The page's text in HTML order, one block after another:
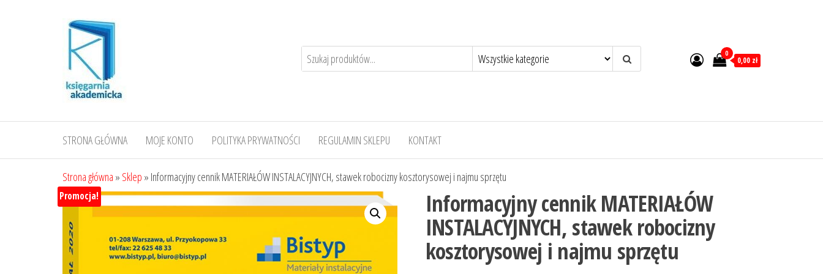
0
0,00 zł
STRONA GŁÓWNA MOJE KONTO POLITYKA PRYWATNOŚCI REGULAMIN SKLEPU KONTAKT
Strona główna » Sklep » Informacyjny cennik MATERIAŁÓW INSTALACYJNYCH, stawek robocizny kosztorysowej i najmu sprzętu
Promocja! Informacyjny cennik MATERIAŁÓW
INSTALACYJNYCH, stawek robocizny
kosztorysowej i najmu sprzętu